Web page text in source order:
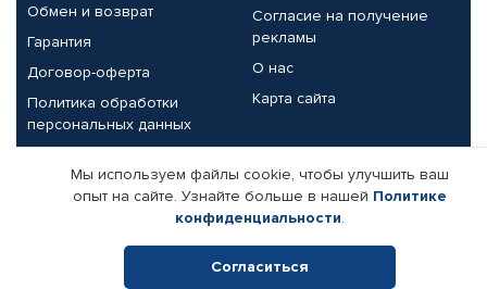
Обмен и возврат
Гарантия
Договор-оферта
Политика обработки
персональных данных
Согласие на получение
рекламы
О нас
Карта сайта
Партнерам
Корпоративным клиентам
Поставщикам
Реквизиты компании
Мы используем файлы cookie, чтобы улучшить ваш
опыт на сайте. Узнайте больше в нашей Политике
конфиденциальности.
Согласиться